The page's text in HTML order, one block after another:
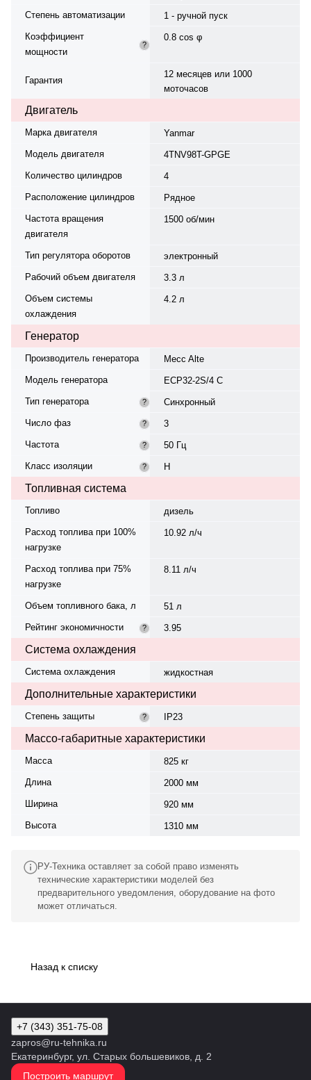
Степень автоматизации
1 - ручной пуск
Коэффициент
мощности
?
0.8 cos φ
Гарантия
12 месяцев или 1000
моточасов
Двигатель
Марка двигателя
Yanmar
Модель двигателя
4TNV98T-GPGE
Количество цилиндров
4
Расположение цилиндров
Рядное
Частота вращения
двигателя
1500 об/мин
Тип регулятора оборотов
электронный
Рабочий объем двигателя
3.3 л
Объем системы
охлаждения
4.2 л
Генератор
Производитель генератора
Mecc Alte
Модель генератора
ECP32-2S/4 C
Тип генератора
?
Синхронный
Число фаз
?
3
Частота
?
50 Гц
Класс изоляции
? H
Топливная система
Топливо
дизель
Расход топлива при 100%
нагрузке
10.92 л/ч
Расход топлива при 75%
нагрузке
8.11 л/ч
Объем топливного бака, л
51 л
Рейтинг экономичности
? 3.95
Система охлаждения
Система охлаждения жидкостная
Дополнительные характеристики
Степень защиты ? IP23
Массо-габаритные характеристики
Масса
825 кг
Длина
2000 мм
Ширина
920 мм
Высота
1310 мм
РУ-Техника оставляет за собой право изменять
технические характеристики моделей без
предварительного уведомления, оборудование на фото
может отличаться.
Назад к списку
+7 (343) 351-75-08
zapros@ru-tehnika.ru
Екатеринбург, ул. Старых большевиков, д. 2
Построить маршрут